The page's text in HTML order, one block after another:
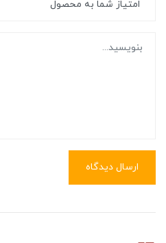
ارسال دیدگاه